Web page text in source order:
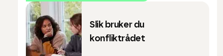
Slik bruker du
konfliktrådet